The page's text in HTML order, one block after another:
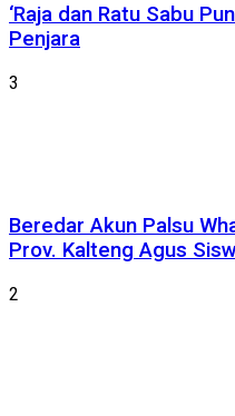
‘Raja dan Ratu Sabu
Penjara
3
Beredar Akun Palsu
Prov. Kalteng Agus
2